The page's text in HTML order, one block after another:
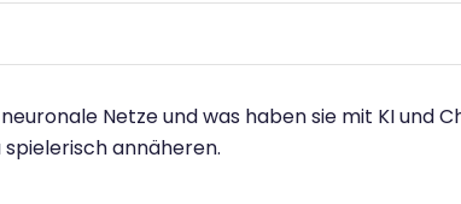
Netze und was haben sie mit KI und
annäheren.